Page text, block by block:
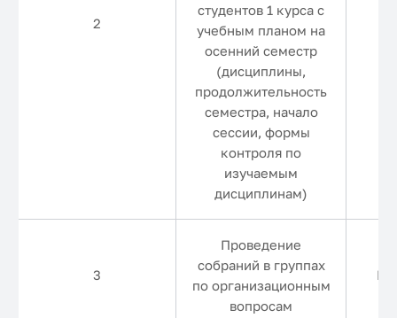
2
студентов 1 курса с
учебным планом на
осенний семестр
(дисциплины,
продолжительность
семестра, начало
сессии, формы
контроля по
изучаемым
дисциплинам)
3
Проведение
собраний в группах
по организационным
вопросам